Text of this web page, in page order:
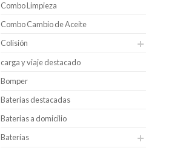
Combo Limpieza
Combo Cambio de Aceite
Colisión
carga y viaje destacado
Bomper
Baterias destacadas
Baterias a domicilio
Baterías